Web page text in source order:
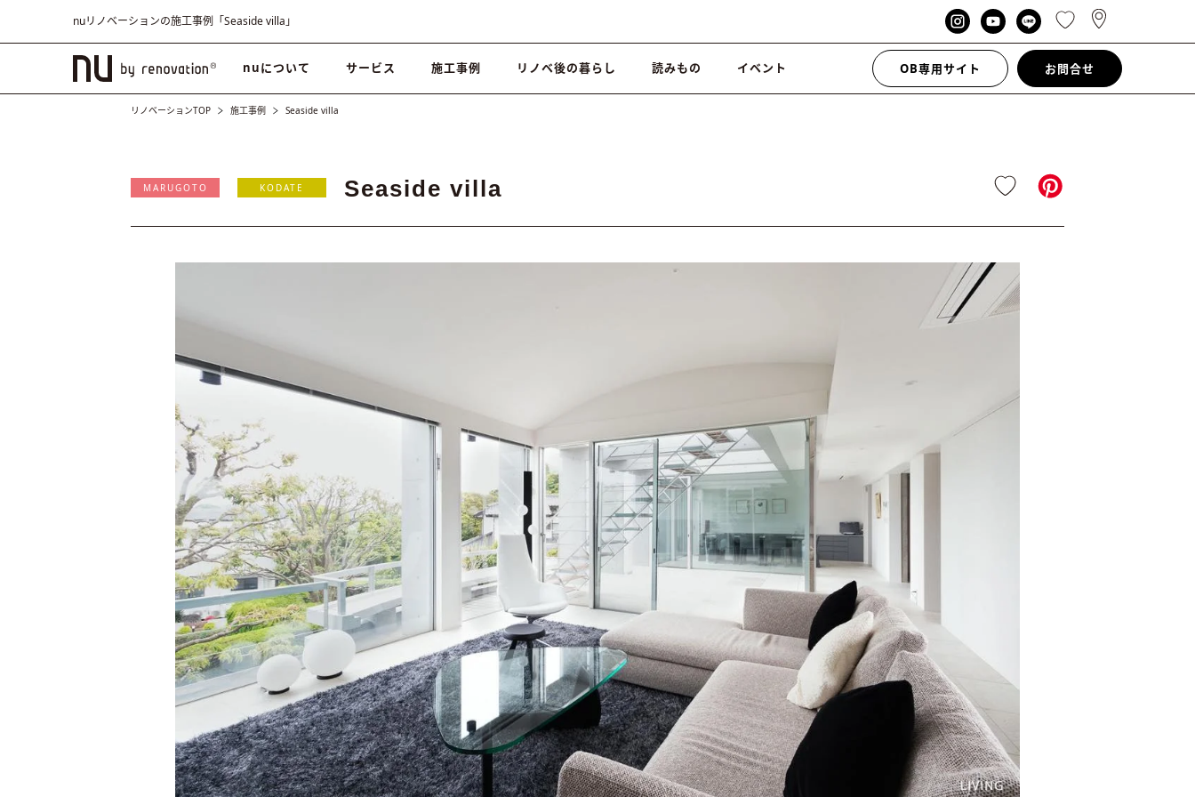
nuリノベーションの施工事例「Seaside villa」
nuについて サービス 施工事例 リノベ後の暮らし 読みもの イベント OB専用サイト お問合せ
リノベーションTOP 施工事例 Seaside villa
MARUGOTO KODATE Seaside villa